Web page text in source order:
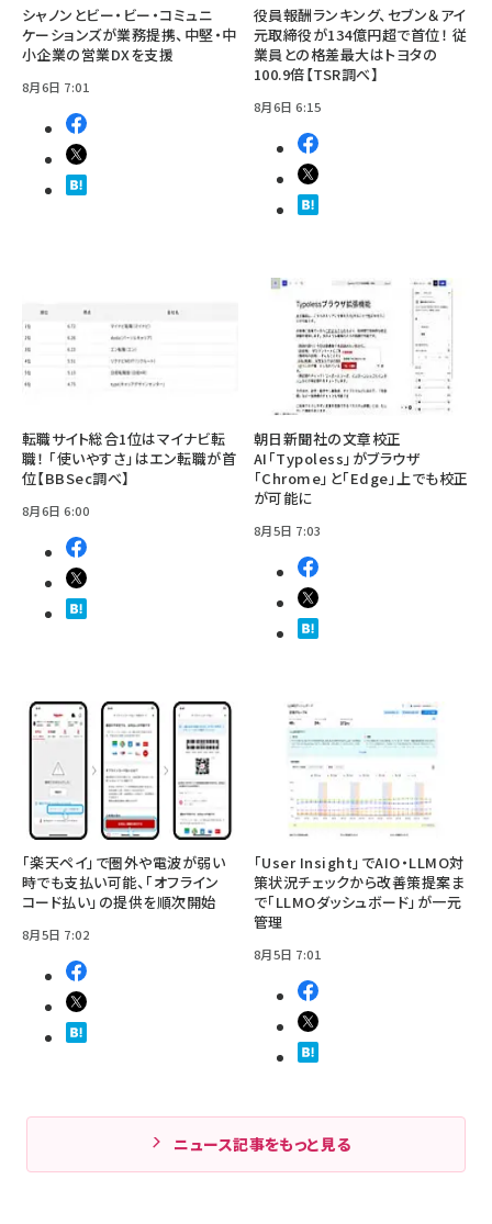
シャノンとビー・ビー・コミュニ
ケーションズが業務提携、中堅・中
小企業の営業DXを支援
8月6日 7:01
役員報酬ランキング、セブン＆アイ
元取締役が134億円超で首位！ 従
業員との格差最大はトヨタの
100.9倍【TSR調べ】
8月6日 6:15
転職サイト総合1位はマイナビ転
職！ 「使いやすさ」はエン転職が首
位【BBSec調べ】
8月6日 6:00
朝日新聞社の文章校正
AI「Typoless」がブラウザ
「Chrome」と「Edge」上でも校正
が可能に
8月5日 7:03
「楽天ペイ」で圏外や電波が弱い
時でも支払い可能、「オフライン
コード払い」の提供を順次開始
8月5日 7:02
「User Insight」でAIO・LLMO対
策状況チェックから改善策提案ま
で「LLMOダッシュボード」が一元
管理
8月5日 7:01
ニュース記事をもっと見る